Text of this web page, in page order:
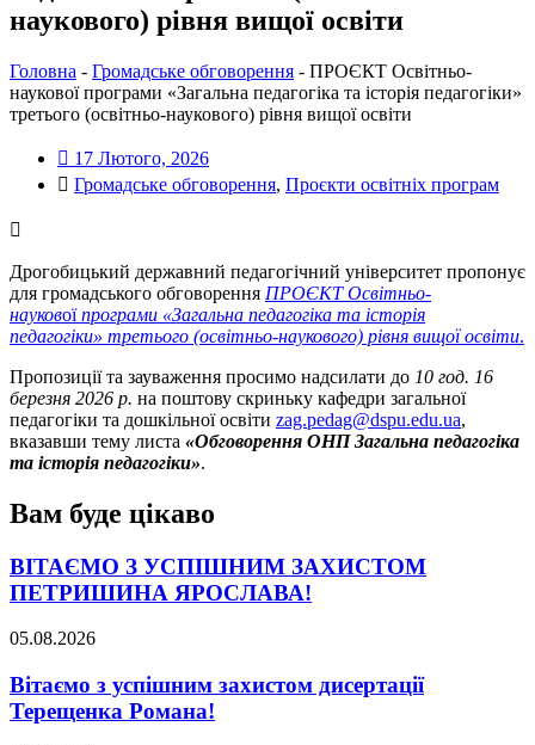
наукового) рівня вищої освіти
Головна - Громадське обговорення - ПРОЄКТ Освітньо-
наукової програми «Загальна педагогіка та історія педагогіки»
третього (освітньо-наукового) рівня вищої освіти
17 Лютого, 2026
Громадське обговорення, Проєкти освітніх програм
Дрогобицький державний педагогічний університет пропонує
для громадського обговорення ПРОЄКТ Освітньо-
науковоїпрограми «Загальна педагогіка та історія
педагогіки» третього (освітньо-наукового) рівня вищої освіти.
Пропозиції та зауваження просимо надсилати до 10 год. 16
березня 2026 р. на поштову скриньку кафедри загальної
педагогіки та дошкільної освіти zag.pedag@dspu.edu.ua,
вказавши тему листа «Обговорення ОНПЗагальна педагогіка
та історія педагогіки».
Вам буде цікаво
ВІТАЄМО З УСПІШНИМ ЗАХИСТОМ
ПЕТРИШИНА ЯРОСЛАВА!
05.08.2026
Вітаємо з успішним захистом дисертації
Терещенка Романа!